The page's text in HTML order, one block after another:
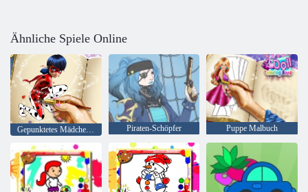
Ähnliche Spiele Online
Gepunktetes Mädchen-Malbuch Piraten-Schöpfer Puppe Malbuch